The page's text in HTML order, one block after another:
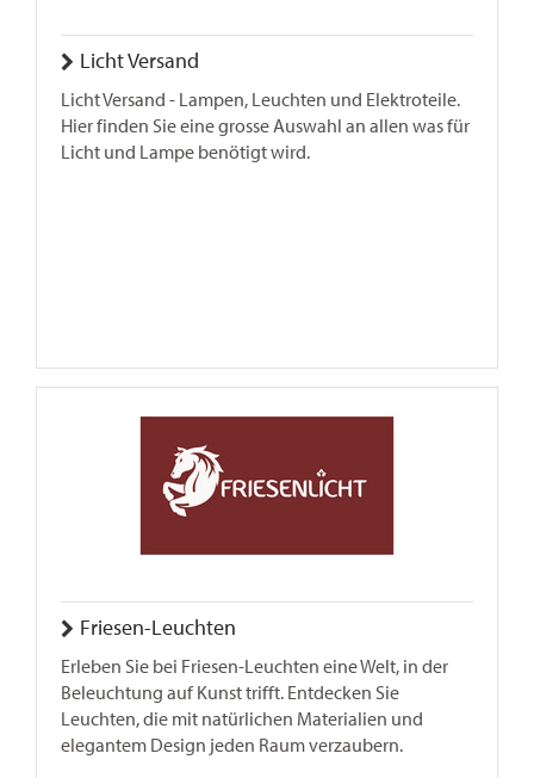
Licht Versand
Licht Versand - Lampen, Leuchten und Elektroteile.
Hier finden Sie eine grosse Auswahl an allen was für
Licht und Lampe benötigt wird.
Friesen-Leuchten
Erleben Sie bei Friesen-Leuchten eine Welt, in der
Beleuchtung auf Kunst trifft. Entdecken Sie
Leuchten, die mit natürlichen Materialien und
elegantem Design jeden Raum verzaubern.